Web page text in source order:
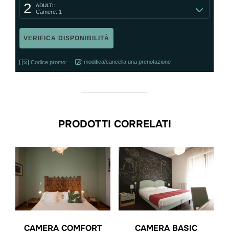
2 ADULTI:
Camere: 1
Codice promo: modifica/cancella una prenotazione
PRODOTTI CORRELATI
CAMERA COMFORT CAMERA BASIC